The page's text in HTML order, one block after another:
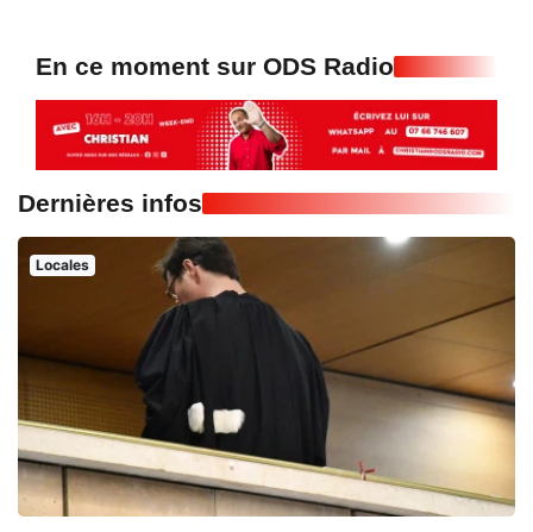
En ce moment sur ODS Radio
Dernières infos
Locales